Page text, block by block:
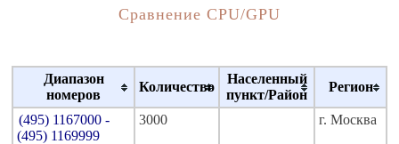
Сравнение CPU/GPU
Диапазон
номеров
Количество
Населенный
пункт/Район
Регион
(495) 1167000 -
(495) 1169999
3000 г. Москва